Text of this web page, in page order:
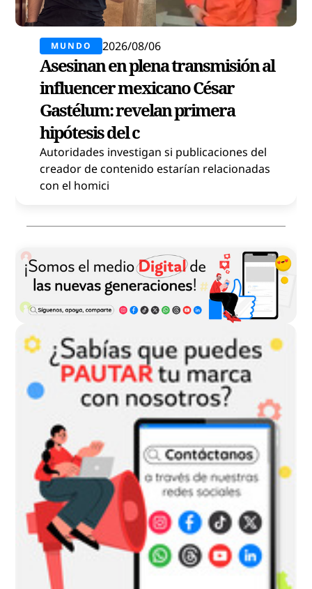
MUNDO 2026/08/06
Asesinan en plena transmisión al
influencer mexicano César
Gastélum: revelan primera
hipótesis del c
Autoridades investigan si publicaciones del
creador de contenido estarían relacionadas
con el homici